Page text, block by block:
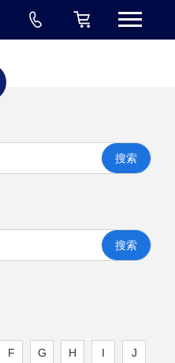
搜索
搜索
F G H I J